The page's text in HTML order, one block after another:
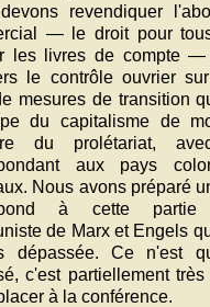
revendiquer
— le droit pour
les livres de compte —
le contrôle ouvrier
mesures de transition
du capitalisme de
du prolétariat,
aux pays
Nous avons préparé
à cette partie
de Marx et Engels
dépassée. Ce n'est
c'est partiellement
à la conférence.